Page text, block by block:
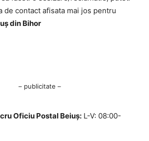
de contact afisata mai jos pentru
din Bihor
– publicitate –
Oficiu Postal Beiuş: L-V: 08:00-